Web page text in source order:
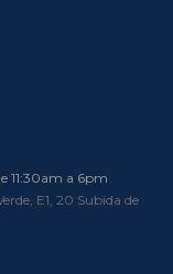
11:30am a 6pm
E1, 20 Subida de